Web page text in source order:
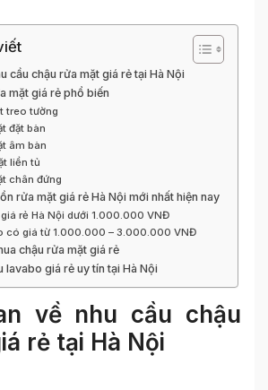
cầu chậu rửa mặt giá rẻ tại Hà Nội
mặt giá rẻ phổ biến
treo tường
đặt bàn
âm bàn
liền tủ
chân đứng
rửa mặt giá rẻ Hà Nội mới nhất hiện nay
rẻ Hà Nội dưới 1.000.000 VNĐ
có giá từ 1.000.000 – 3.000.000 VNĐ
chậu rửa mặt giá rẻ
lavabo giá rẻ uy tín tại Hà Nội
về nhu cầu chậu
rẻ tại Hà Nội